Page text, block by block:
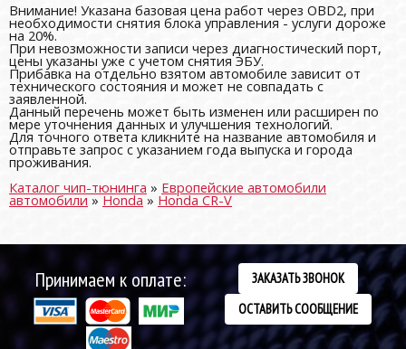
Внимание! Указана базовая цена работ через OBD2, при
необходимости снятия блока управления - услуги дороже
на 20%.
При невозможности записи через диагностический порт,
цены указаны уже с учетом снятия ЭБУ.
Прибавка на отдельно взятом автомобиле зависит от
технического состояния и может не совпадать с
заявленной.
Данный перечень может быть изменен или расширен по
мере уточнения данных и улучшения технологий.
Для точного ответа кликните на название автомобиля и
отправьте запрос с указанием года выпуска и города
проживания.
Каталог чип-тюнинга » Европейские автомобили
автомобили»Honda» Honda CR-V
Принимаем к оплате:
ЗАКАЗАТЬ ЗВОНОК
ОСТАВИТЬ СООБЩЕНИЕ